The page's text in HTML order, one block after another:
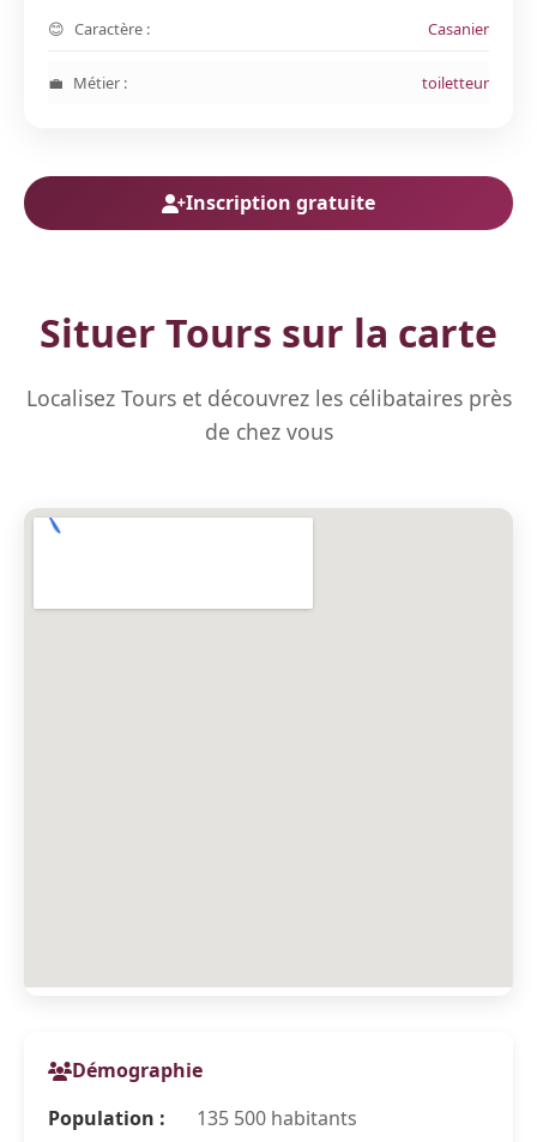
Caractère : Casanier
Métier : toiletteur
Inscription gratuite
Situer Tours sur la carte
Localisez Tours et découvrez les célibataires près
de chez vous
Démographie
Population :
135 500 habitants